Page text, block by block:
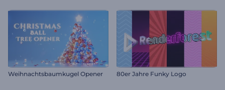
Weihnachtsbaumkugel Opener 80er Jahre Funky Logo